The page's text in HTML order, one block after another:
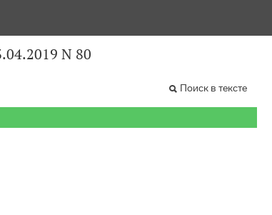
N 80
Поиск в тексте